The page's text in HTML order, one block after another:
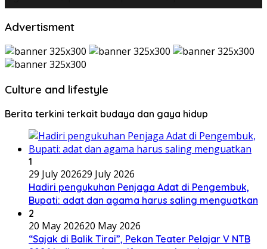
Advertisment
Culture and lifestyle
Berita terkini terkait budaya dan gaya hidup
1
29 July 202629 July 2026
Hadiri pengukuhan Penjaga Adat di Pengembuk,
Bupati: adat dan agama harus saling menguatkan
2
20 May 202620 May 2026
“Sajak di Balik Tirai”, Pekan Teater Pelajar V NTB